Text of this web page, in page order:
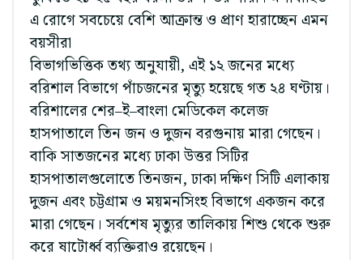
এ রোগে সবচেয়ে বেশি আক্রান্ত ও প্রাণ হারাচ্ছেন এমন
বয়সীরা
বিভাগভিত্তিক তথ্য অনুযায়ী, এই ১২ জনের মধ্যে
বরিশাল বিভাগে পাঁচজনের মৃত্যু হয়েছে গত ২৪ ঘণ্টায়।
বরিশালের শের–ই–বাংলা মেডিকেল কলেজ
হাসপাতালে তিন জন ও দুজন বরগুনায় মারা গেছেন।
বাকি সাতজনের মধ্যে ঢাকা উত্তর সিটির
হাসপাতালগুলোতে তিনজন, ঢাকা দক্ষিণ সিটি এলাকায়
দুজন এবং চট্টগ্রাম ও ময়মনসিংহ বিভাগে একজন করে
মারা গেছেন। সর্বশেষ মৃত্যুর তালিকায় শিশু থেকে শুরু
করে ষাটোর্ধ্ব ব্যক্তিরাও রয়েছেন।